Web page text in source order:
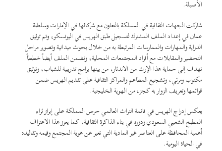
الأصيلة.
شاركت الجهات الثقافية في المملكة بالتعاون مع شركائها في الإمارات وسلطنة
عمان في إعداد الملف المشترك لتسجيل طبق الهريس في اليونسكو، وتم توثيق
الدراية والمهارات والممارسات المرتبطة به من خلال بحوث ميدانية وتصوير مراحل
التحضير والمقابلات مع أفراد المجتمعات المحلية، وتضمن الملف أيضاً خططاً
تهدف إلى حماية هذا الإرث من الاندثار، من بينها برامج تدريبية للشباب، وتوثيق
مكتوب ومرئي، وتشجيع المطاعم والمراكز الثقافية على تقديم الهريس ضمن
قوائمها وتعريف الزوار به كجزء من الهوية الخليجية.
يعكس إدراج الهريس في قائمة التراث العالمي حرص المملكة على إبراز ثراء
المطبخ الشعبي السعودي ودوره في بناء الذاكرة الثقافية، كما يعزز هذا الاعتراف
أهمية المحافظة على العناصر غير المادية التي تعبر عن هوية المجتمع وقيمه وتقاليده
في الحياة اليومية.